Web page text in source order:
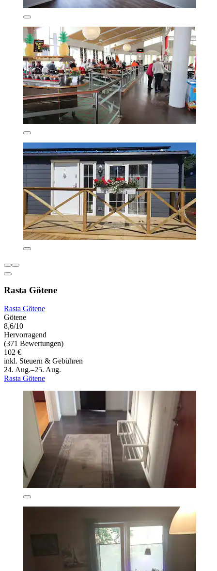
Rasta Götene
Rasta Götene
Götene
8,6/10
Hervorragend
(371 Bewertungen)
102 €
inkl. Steuern & Gebühren
24. Aug.–25. Aug.
Rasta Götene